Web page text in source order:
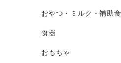
おやつ・ミルク・補助食
食器
おもちゃ